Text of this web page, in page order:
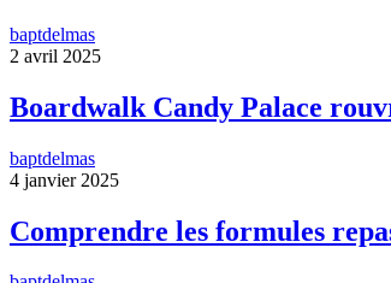
baptdelmas
2 avril 2025
Boardwalk Candy Palace
baptdelmas
4 janvier 2025
Comprendre les formules